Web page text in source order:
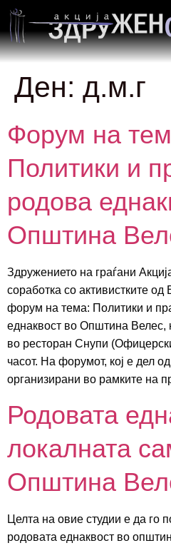
Ден: д.м.г
Форум на
Политики и
родова
Општина
Здружението на граѓани
соработка со активистките
форум на тема: Политики и
еднаквост во Општина Велес,
во ресторан Снупи
часот. На форумот, кој е дел
организирани во рамките на
Родовата
локалната
Општина
Целта на овие студии е да го
родовата еднаквост во